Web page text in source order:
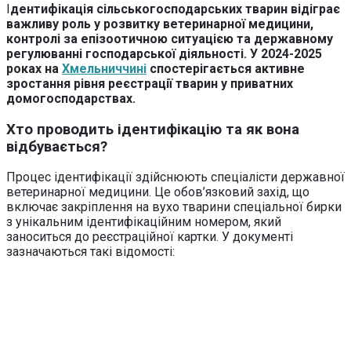
Ідентифікація сільськогосподарських тварин відіграє
важливу роль у розвитку ветеринарної медицини,
контролі за епізоотичною ситуацією та державному
регулюванні господарської діяльності. У 2024-2025
роках на Хмельниччині спостерігається активне
зростання рівня реєстрації тварин у приватних
домогосподарствах.
Хто проводить ідентифікацію та як вона
відбувається?
Процес ідентифікації здійснюють спеціалісти державної
ветеринарної медицини. Це обов’язковий захід, що
включає закріплення на вухо тварини спеціальної бирки
з унікальним ідентифікаційним номером, який
заноситься до реєстраційної картки. У документі
зазначаються такі відомості: